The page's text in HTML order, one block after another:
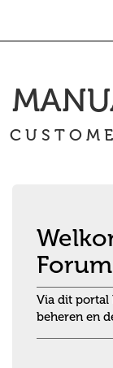
Via dit portal
beheren en